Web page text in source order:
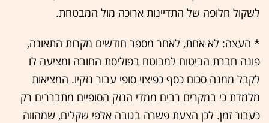
לשקול חלופה של התדיינות ארוכה מול המבטחת.
* העצה: לא אחת, לאחר מספר חודשים מקרות התאונה,
פונה חברת הביטוח למבוטח בפוליסת החובה ומציעה לו
לקבל ממנה סכום כסף כפיצוי סופי עבור נזקיו. המציאות
מלמדת כי במקרים רבים ממדי הנזק הסופיים מתבררים רק
כעבור זמן. לכן הצעת פשרה בגובה אלפי שקלים, שמהווה